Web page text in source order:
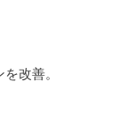
改善。